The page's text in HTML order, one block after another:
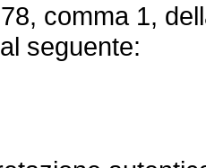
comma 1,
seguente: